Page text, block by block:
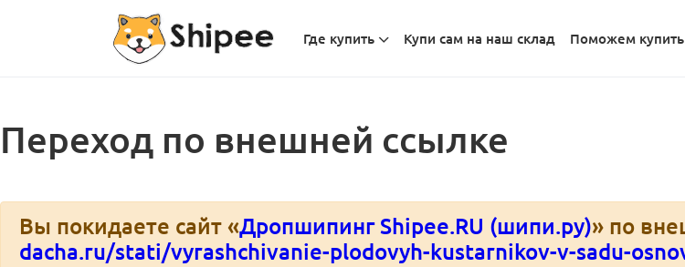
Где купить Купи сам на наш склад Поможем купить
Переход по внешней ссылке
Вы покидаете сайт «Дропшипинг Shipee.RU (шипи.ру)» по
dacha.ru/stati/vyrashchivanie-plodovyh-kustarnikov-v-sadu-